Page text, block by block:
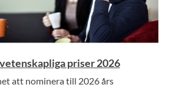
priser 2026
att nominera till 2026 års